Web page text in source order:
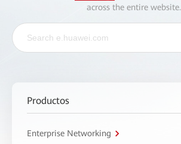
across the entire website.
Productos
Enterprise Networking